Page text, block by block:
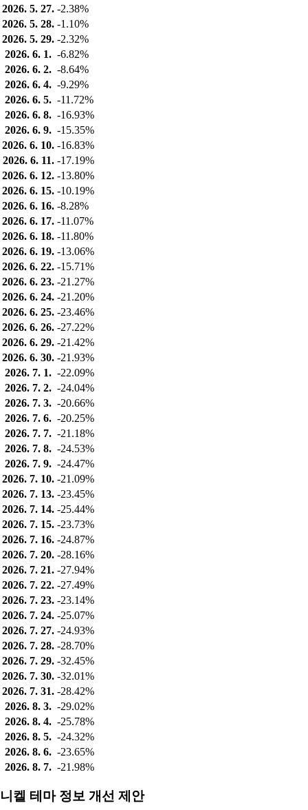
2026. 5. 27. -2.38%
2026. 5. 28. -1.10%
2026. 5. 29. -2.32%
2026. 6. 1. -6.82%
2026. 6. 2. -8.64%
2026. 6. 4. -9.29%
2026. 6. 5. -11.72%
2026. 6. 8. -16.93%
2026. 6. 9. -15.35%
2026. 6. 10. -16.83%
2026. 6. 11. -17.19%
2026. 6. 12. -13.80%
2026. 6. 15. -10.19%
2026. 6. 16. -8.28%
2026. 6. 17. -11.07%
2026. 6. 18. -11.80%
2026. 6. 19. -13.06%
2026. 6. 22. -15.71%
2026. 6. 23. -21.27%
2026. 6. 24. -21.20%
2026. 6. 25. -23.46%
2026. 6. 26. -27.22%
2026. 6. 29. -21.42%
2026. 6. 30. -21.93%
2026. 7. 1. -22.09%
2026. 7. 2. -24.04%
2026. 7. 3. -20.66%
2026. 7. 6. -20.25%
2026. 7. 7. -21.18%
2026. 7. 8. -24.53%
2026. 7. 9. -24.47%
2026. 7. 10. -21.09%
2026. 7. 13. -23.45%
2026. 7. 14. -25.44%
2026. 7. 15. -23.73%
2026. 7. 16. -24.87%
2026. 7. 20. -28.16%
2026. 7. 21. -27.94%
2026. 7. 22. -27.49%
2026. 7. 23. -23.14%
2026. 7. 24. -25.07%
2026. 7. 27. -24.93%
2026. 7. 28. -28.70%
2026. 7. 29. -32.45%
2026. 7. 30. -32.01%
2026. 7. 31. -28.42%
2026. 8. 3. -29.02%
2026. 8. 4. -25.78%
2026. 8. 5. -24.32%
2026. 8. 6. -23.65%
2026. 8. 7. -21.98%
니켈 테마 정보 개선 제안